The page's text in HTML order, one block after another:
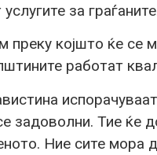
за
којшто ќе се
работат
задоволни. Тие ќе
Ние сите мора